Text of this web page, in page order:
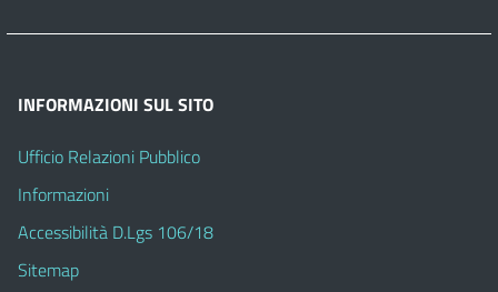
INFORMAZIONI SUL SITO
Ufficio Relazioni Pubblico
Informazioni
Accessibilità D.Lgs 106/18
Sitemap